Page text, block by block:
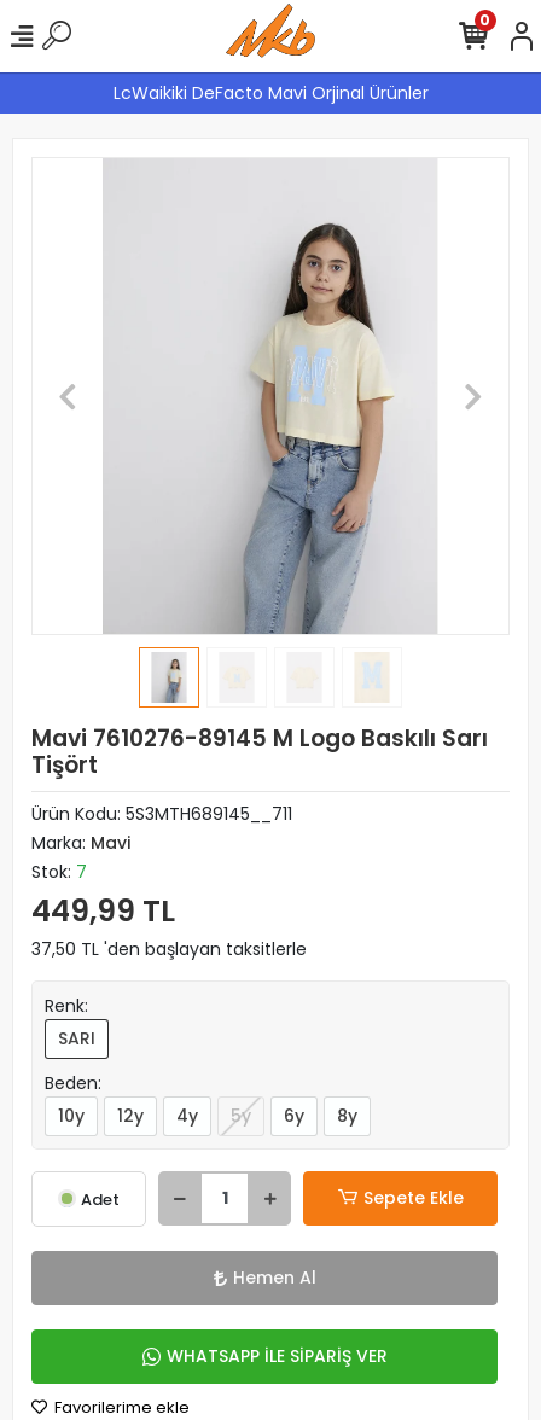
LcWaikiki DeFacto Mavi Orjinal Ürünler
0
Mavi 7610276-89145 M Logo Baskılı Sarı
Tişört
Ürün Kodu: 5S3MTH689145__711
Marka: Mavi
Stok: 7
449,99 TL
37,50 TL 'den başlayan taksitlerle
Renk:
SARI
Beden:
10y
12y 4y 5y 6y 8y
Adet Sepete Ekle
Hemen Al
WHATSAPP İLE SİPARİŞ VER
Favorilerime ekle